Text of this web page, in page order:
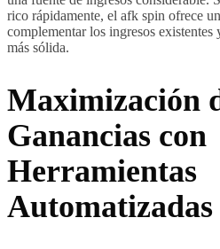
rico rápidamente, el afk spin ofrece
complementar los ingresos
más sólida.
Maximización
Ganancias con
Herramientas
Automatizadas